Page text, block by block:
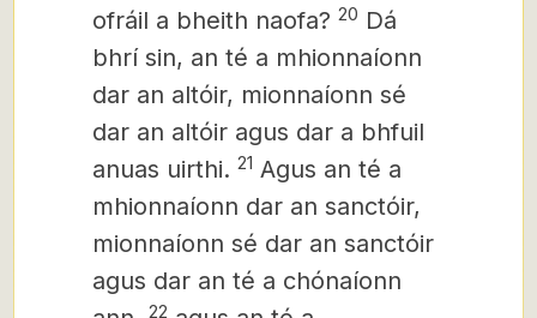
ofráil a bheith naofa? 20 Dá
bhrí sin, an té a mhionnaíonn
dar an altóir, mionnaíonn sé
dar an altóir agus dar a bhfuil
anuas uirthi. 21 Agus an té a
mhionnaíonn dar an sanctóir,
mionnaíonn sé dar an sanctóir
agus dar an té a chónaíonn
22